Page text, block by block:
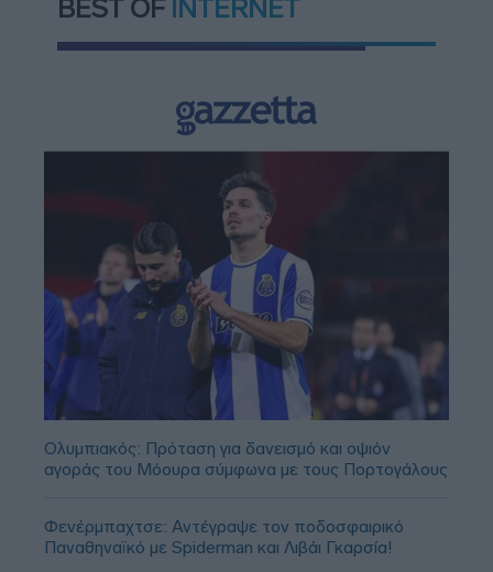
BEST OF INTERNET
Ολυμπιακός: Πρόταση για δανεισμό και οψιόν
αγοράς του Μόουρα σύμφωνα με τους Πορτογάλους
Φενέρμπαχτσε: Αντέγραψε τον ποδοσφαιρικό
Παναθηναϊκό με Spiderman και Λιβάι Γκαρσία!